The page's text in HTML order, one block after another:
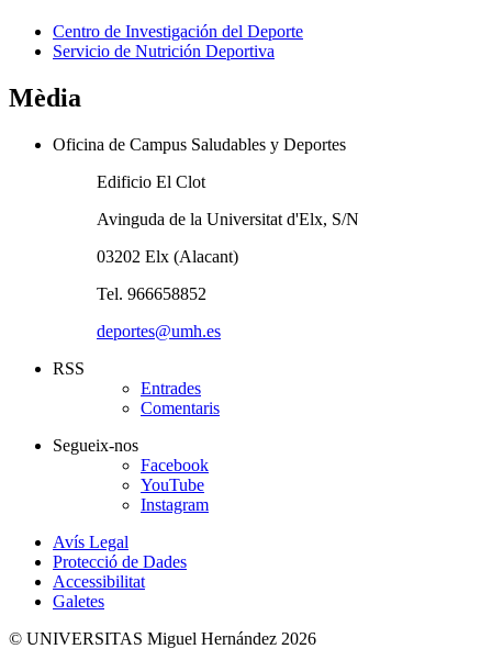
Centro de Investigación del Deporte
Servicio de Nutrición Deportiva
Mèdia
Oficina de Campus Saludables y Deportes
Edificio El Clot
Avinguda de la Universitat d'Elx, S/N
03202 Elx (Alacant)
Tel. 966658852
deportes@umh.es
RSS
Entrades
Comentaris
Segueix-nos
Facebook
YouTube
Instagram
Avís Legal
Protecció de Dades
Accessibilitat
Galetes
© UNIVERSITAS Miguel Hernández 2026